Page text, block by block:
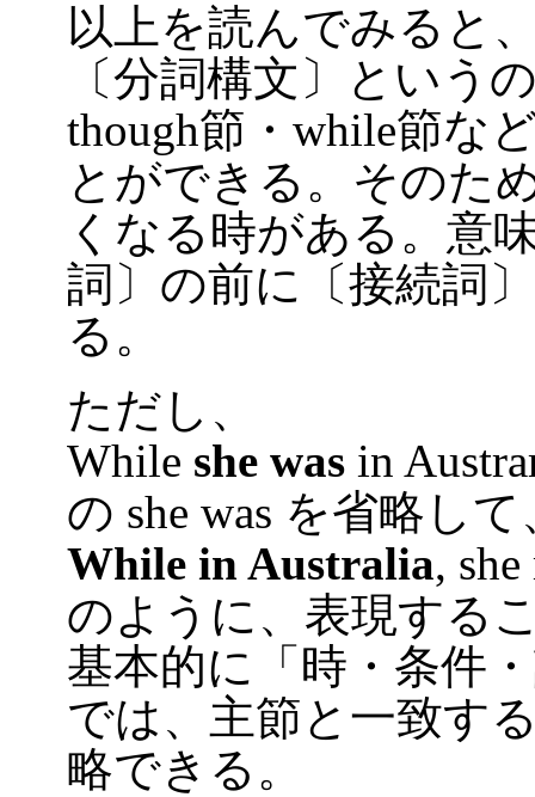
以上を読んでみると
〔分詞構文〕という
though節・while節な
とができる。そのた
くなる時がある。意
詞〕の前に〔接続詞
る。
ただし、
While she was in
の she was を省略して
While in Australia,
のように、表現する
基本的に「時・条件
では、主節と一致す
略できる。